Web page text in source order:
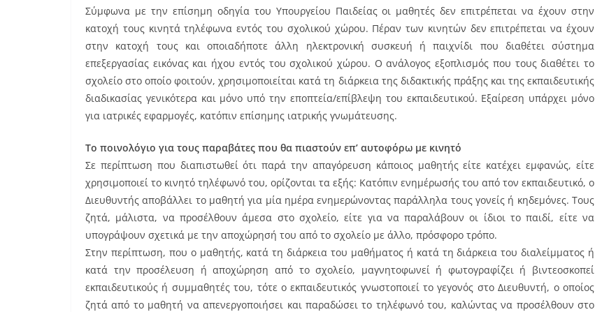
Σύμφωνα με την επίσημη οδηγία του Υπουργείου Παιδείας οι μαθητές δεν επιτρέπεται να έχουν στην
κατοχή τους κινητά τηλέφωνα εντός του σχολικού χώρου. Πέραν των κινητών δεν επιτρέπεται να έχουν
στην κατοχή τους και οποιαδήποτε άλλη ηλεκτρονική συσκευή ή παιχνίδι που διαθέτει σύστημα
επεξεργασίας εικόνας και ήχου εντός του σχολικού χώρου. Ο ανάλογος εξοπλισμός που τους διαθέτει το
σχολείο στο οποίο φοιτούν, χρησιμοποιείται κατά τη διάρκεια της διδακτικής πράξης και της εκπαιδευτικής
διαδικασίας γενικότερα και μόνο υπό την εποπτεία/επίβλεψη του εκπαιδευτικού. Εξαίρεση υπάρχει μόνο
για ιατρικές εφαρμογές, κατόπιν επίσημης ιατρικής γνωμάτευσης.
Το ποινολόγιο για τους παραβάτες που θα πιαστούν επ’ αυτοφόρω με κινητό
Σε περίπτωση που διαπιστωθεί ότι παρά την απαγόρευση κάποιος μαθητής είτε κατέχει εμφανώς, είτε
χρησιμοποιεί το κινητό τηλέφωνό του, ορίζονται τα εξής: Κατόπιν ενημέρωσής του από τον εκπαιδευτικό, ο
Διευθυντής αποβάλλει το μαθητή για μία ημέρα ενημερώνοντας παράλληλα τους γονείς ή κηδεμόνες. Τους
ζητά, μάλιστα, να προσέλθουν άμεσα στο σχολείο, είτε για να παραλάβουν οι ίδιοι το παιδί, είτε να
υπογράψουν σχετικά με την αποχώρησή του από το σχολείο με άλλο, πρόσφορο τρόπο.
Στην περίπτωση, που ο μαθητής, κατά τη διάρκεια του μαθήματος ή κατά τη διάρκεια του διαλείμματος ή
κατά την προσέλευση ή αποχώρηση από το σχολείο, μαγνητοφωνεί ή φωτογραφίζει ή βιντεοσκοπεί
εκπαιδευτικούς ή συμμαθητές του, τότε ο εκπαιδευτικός γνωστοποιεί το γεγονός στο Διευθυντή, ο οποίος
ζητά από το μαθητή να απενεργοποιήσει και παραδώσει το τηλέφωνό του, καλώντας να προσέλθουν στο